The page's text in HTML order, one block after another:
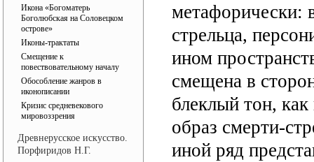
Икона «Богоматерь
Боголюбская на Соловецком
острове»
Иконы-трактаты
Смещение к
повествовательному началу
Обособление жанров в
иконописании
Кризис средневекового
мировоззрения
Древнерусское искусство.
Порфиридов Н.Г.
метафорически:
стрельца,
ином
смещена в
блеклый тон,
образ смерти-
иной ряд